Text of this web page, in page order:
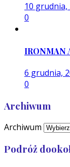
10 grudnia,
0
IRONMAN
6 grudnia,
0
Archiwum
Archiwum
Podróż